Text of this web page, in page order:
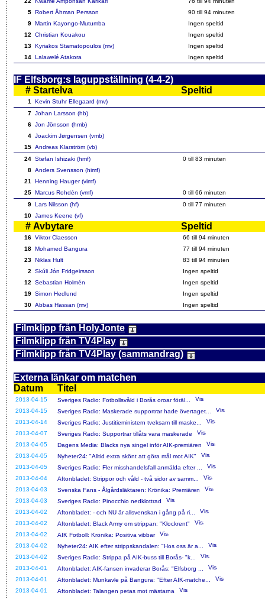
5 Robert Åhman Persson
90 till 94 minuten
9 Martin Kayongo-Mutumba
Ingen speltid
12
Christian Kouakou
Ingen speltid
13 Kyriakos Stamatopoulos (mv)
Ingen speltid
14 Lalawelé Atakora Ingen speltid
IF Elfsborg:s laguppställning (4-4-2)
# Startelva Speltid
1
Kevin Stuhr Ellegaard (mv)
7 Johan Larsson (hb)
6 Jon Jönsson (hmb)
4 Joackim Jørgensen (vmb)
15 Andreas Klarström (vb)
24 Stefan Ishizaki (hmf)
0 till 83 minuten
8 Anders Svensson (himf)
21
Henning Hauger (vimf)
25 Marcus Rohdén (vmf)
0 till 66 minuten
9 Lars Nilsson (hf)
0 till 77 minuten
10 James Keene (vf)
# Avbytare Speltid
16 Viktor Claesson
66 till 94 minuten
18 Mohamed Bangura
77 till 94 minuten
23 Niklas Hult
83 till 94 minuten
2
Skúli Jón Fridgeirsson
Ingen speltid
12
Sebastian Holmén
Ingen speltid
19 Simon Hedlund
Ingen speltid
30 Abbas Hassan (mv) Ingen speltid
Filmklipp från HolyJonte
Filmklipp från TV4Play
Filmklipp från TV4Play (sammandrag)
Externa länkar om matchen
Datum
Titel
2013-04-15
Sveriges Radio: Fotbollsvåld i Borås oroar föräl...
2013-04-15
Sveriges Radio: Maskerade supportrar hade övertaget...
2013-04-14
Sveriges Radio: Justitieministern tveksam till maske...
2013-04-07
Sveriges Radio: Supportrar tillåts vara maskerade
2013-04-05
Dagens Media: Blacks nya singel inför AIK-premiären
2013-04-05
Nyheter24: "Alltid extra skönt att göra mål mot AIK"
2013-04-05
Sveriges Radio: Fler misshandelsfall anmälda efter ...
2013-04-04
Aftonbladet: Strippor och våld - två sidor av samm...
2013-04-03
Svenska Fans - Ålgårdsläktaren: Krönika: Premiären
2013-04-03
Sveriges Radio: Pinocchio nedklottrad
2013-04-02
Aftonbladet: - och NU är allsvenskan i gång på ri...
2013-04-02
Aftonbladet: Black Army om strippan: "Klockrent"
2013-04-02
AIK Fotboll: Krönika: Positiva vibbar
2013-04-02
Nyheter24: AIK efter strippskandalen: "Hos oss är a...
2013-04-02
Sveriges Radio: Strippa på AIK-buss till Borås- "k...
2013-04-01
Aftonbladet: AIK-fansen invaderar Borås: "Elfsborg ...
2013-04-01
Aftonbladet: Munkavle på Bangura: "Efter AIK-matche...
2013-04-01
Aftonbladet: Talangen petas mot mästarna